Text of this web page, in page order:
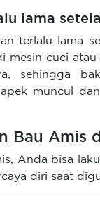
lama
terlalu lama
mesin cuci
sehingga
muncul
Bau Amis
Anda bisa
diri saat